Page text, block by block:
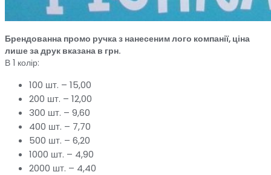
Брендованна промо ручка з нанесеним лого компанії, ціна
лише за друк вказана в грн.
В 1 колір:
100 шт. – 15,00
200 шт. – 12,00
300 шт. – 9,60
400 шт. – 7,70
500 шт. – 6,20
1000 шт. – 4,90
2000 шт. – 4,40